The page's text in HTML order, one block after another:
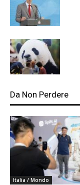
Da Non Perdere
Italia / Mondo